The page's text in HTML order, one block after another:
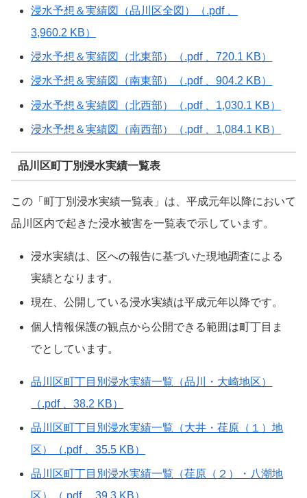
浸水予想＆実績図（品川区全図）（.pdf 、
3,960.2 KB）
浸水予想＆実績図（北東部）（.pdf 、720.1 KB）
浸水予想＆実績図（南東部）（.pdf 、904.2 KB）
浸水予想＆実績図（北西部）（.pdf 、1,030.1 KB）
浸水予想＆実績図（南西部）（.pdf 、1,084.1 KB）
品川区町丁別浸水実績一覧表
この「町丁別浸水実績一覧表」は、平成元年以降において
品川区内で起きた浸水被害を一覧表で示しています。
浸水実績は、区への報告に基づいた現地調査による
実績となります。
現在、公開している浸水実績は平成元年以降です。
個人情報保護の観点から公開できる範囲は町丁目ま
でとしています。
品川区町丁目別浸水実績一覧（品川・大崎地区）
（.pdf 、38.2 KB）
品川区町丁目別浸水実績一覧（大井・荏原（１）地
区）（.pdf 、35.5 KB）
品川区町丁目別浸水実績一覧（荏原（２）・八潮地
区）（.pdf 、39.3 KB）